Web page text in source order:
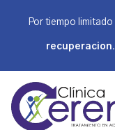
Por tiempo limitado
recuperacion.